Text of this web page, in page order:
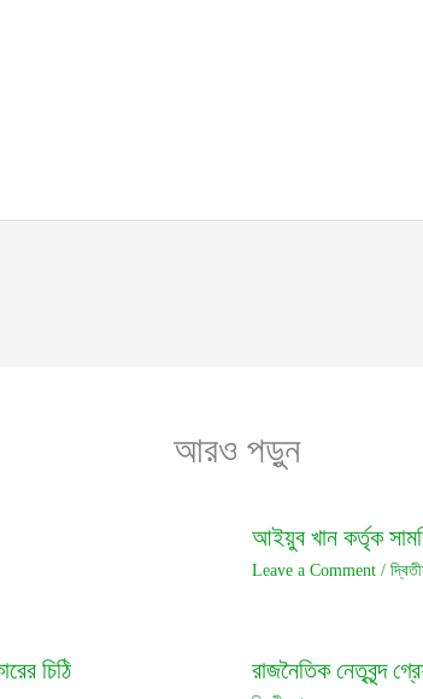
আরও পড়ুন
আইয়ুব খান কর্তৃক
Leave a Comment /
চিঠি রাজনৈতিক নেতৃবৃন্দ